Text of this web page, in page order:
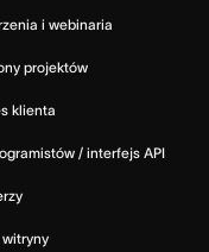
i webinaria
projektów
klienta
/ interfejs API